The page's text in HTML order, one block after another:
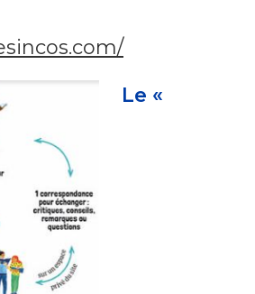
Le «